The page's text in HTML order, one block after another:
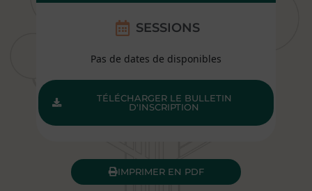
SESSIONS
Pas de dates de disponibles
TÉLÉCHARGER LE BULLETIN
D'INSCRIPTION
IMPRIMER EN PDF